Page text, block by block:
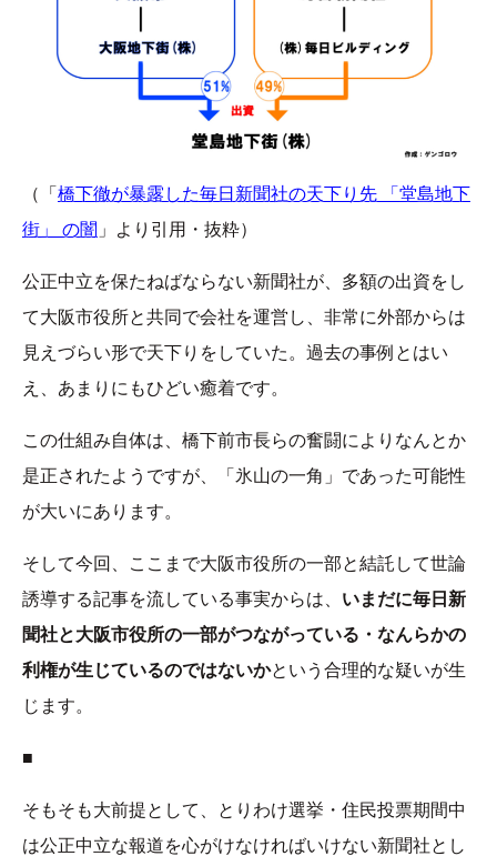
（「 橋下徹が暴露した毎日新聞社の天下り先 「堂島地下
街」 の闇 」より引用・抜粋）
公正中立を保たねばならない新聞社が、多額の出資をし
て大阪市役所と共同で会社を運営し、非常に外部からは
見えづらい形で天下りをしていた。過去の事例とはい
え、あまりにもひどい癒着です。
この仕組み自体は、橋下前市長らの奮闘によりなんとか
是正されたようですが、「氷山の一角」であった可能性
が大いにあります。
そして今回、ここまで大阪市役所の一部と結託して世論
誘導する記事を流している事実からは、 いまだに毎日新
聞社と大阪市役所の一部がつながっている・なんらかの
利権が生じているのではないかという合理的な疑いが生
じます。
■
そもそも大前提として、とりわけ選挙・住民投票期間中
は公正中立な報道を心がけなければいけない新聞社とし